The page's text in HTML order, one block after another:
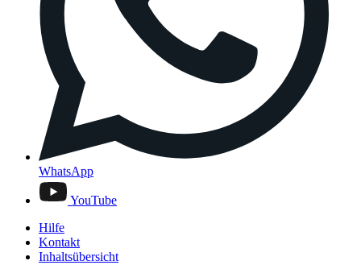
WhatsApp
YouTube
Hilfe
Kontakt
Inhaltsübersicht